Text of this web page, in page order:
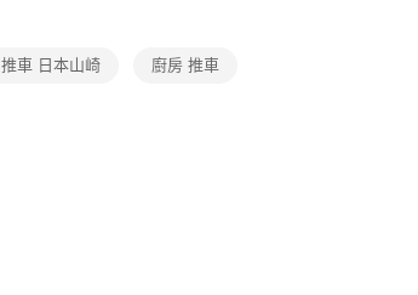
推車 日本山崎 廚房 推車